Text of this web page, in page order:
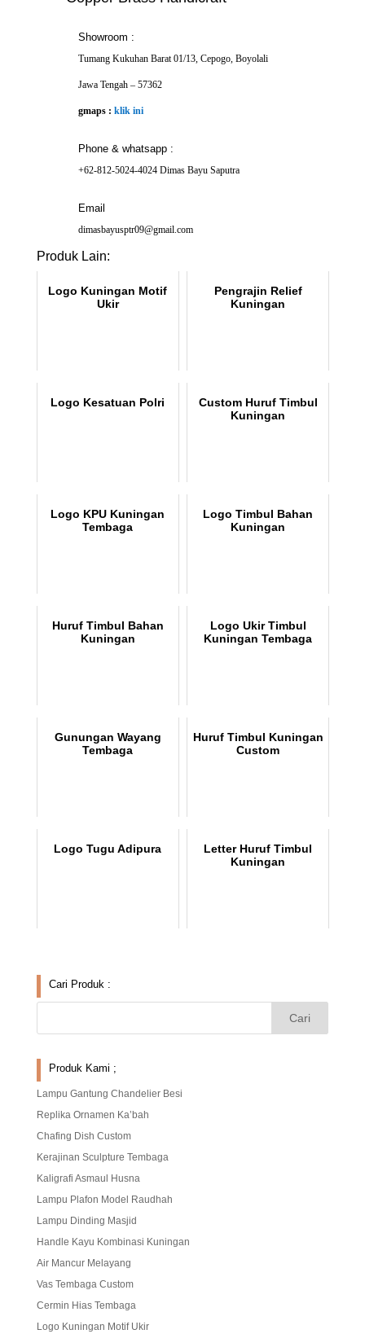
Showroom :
Tumang Kukuhan Barat 01/13, Cepogo, Boyolali
Jawa Tengah – 57362
gmaps : klik ini
Phone & whatsapp :
+62-812-5024-4024 Dimas Bayu Saputra
Email
dimasbayusptr09@gmail.com
Produk Lain:
Logo Kuningan Motif
Ukir
Pengrajin Relief
Kuningan
Logo Kesatuan Polri
Custom Huruf Timbul
Kuningan
Logo KPU Kuningan
Tembaga
Logo Timbul Bahan
Kuningan
Huruf Timbul Bahan
Kuningan
Logo Ukir Timbul
Kuningan Tembaga
Gunungan Wayang
Tembaga
Huruf Timbul Kuningan
Custom
Logo Tugu Adipura
Letter Huruf Timbul
Kuningan
Cari Produk :
Produk Kami ;
Lampu Gantung Chandelier Besi
Replika Ornamen Ka’bah
Chafing Dish Custom
Kerajinan Sculpture Tembaga
Kaligrafi Asmaul Husna
Lampu Plafon Model Raudhah
Lampu Dinding Masjid
Handle Kayu Kombinasi Kuningan
Air Mancur Melayang
Vas Tembaga Custom
Cermin Hias Tembaga
Logo Kuningan Motif Ukir